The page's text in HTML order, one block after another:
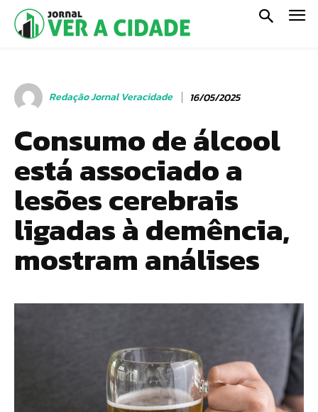
Redação Jornal Veracidade 16/05/2025
Consumo de álcool
está associado a
lesões cerebrais
ligadas à demência,
mostram análises